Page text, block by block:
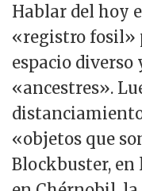
Hablar del hoy
«registro fosil»
espacio diverso
«ancestres».
«objetos que
Blockbuster,